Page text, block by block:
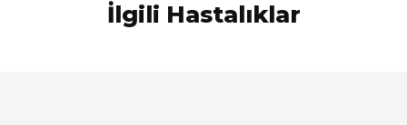
İlgili Hastalıklar